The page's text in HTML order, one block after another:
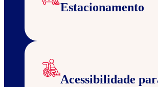
Estacionamento
Acessibilidade